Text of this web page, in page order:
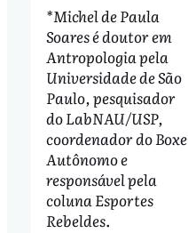
*Michel de Paula
Soares é doutor em
Antropologia pela
Universidade de São
Paulo, pesquisador
do LabNAU/USP,
coordenador do Boxe
Autônomo e
responsável pela
coluna Esportes
Rebeldes.